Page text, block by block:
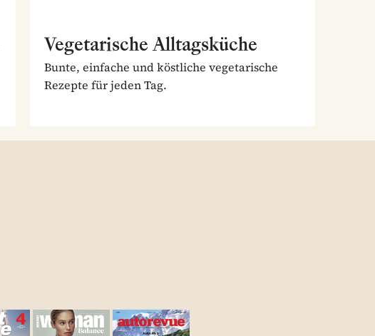
Vegetarische Alltagsküche
Bunte, einfache und köstliche vegetarische
Rezepte für jeden Tag.